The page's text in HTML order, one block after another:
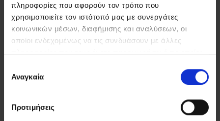
πληροφορίες που αφορούν τον τρόπο που
χρησιμοποιείτε τον ιστότοπό μας με συνεργάτες
κοινωνικών μέσων, διαφήμισης και αναλύσεων, οι
οποίοι ενδεχομένως να τις συνδυάσουν με άλλες
πληροφορίες που τους έχετε παραχωρήσει ή τις οποίες
των υπηρεσιών τους.
συγκατάθεσης
Αναγκαία
Προτιμήσεις
ΣΤΟΙΧΕΙΑ ΕΠΙΚΟΙΝΩΝΙΑΣ
Ρέθυμνο, 74 100, Τ.Θ. 21, Κρήτη
Τηλ:+30 2831306500
Εγγραφείτε στο Newsletter μας για να λαμβάνετε